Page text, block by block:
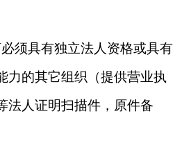
须具有独立法人资格或具有
力的其它组织（提供营业执
法人证明扫描件，原件备